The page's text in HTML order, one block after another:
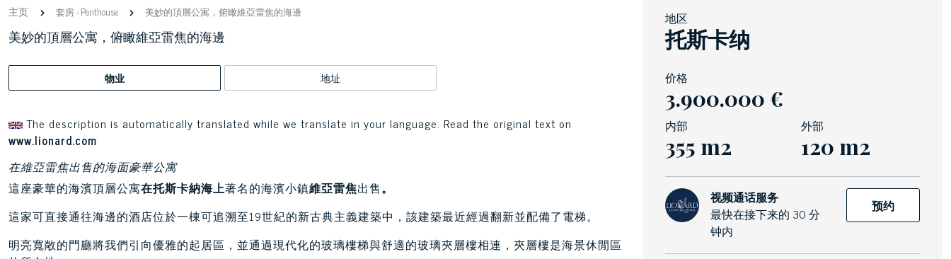
主页 套房-Penthouse 美妙的頂層公寓，俯瞰維亞雷焦的海邊
美妙的頂層公寓，俯瞰維亞雷焦的海邊
物业 地址
The description is automatically translated while we translate in your language. Read the original text on
www.lionard.com
在維亞雷焦出售的海面豪華公寓
這座豪華的海濱頂層公寓在托斯卡納海上著名的海濱小鎮維亞雷焦出售。
這家可直接通往海邊的酒店位於一棟可追溯至19世紀的新古典主義建築中，該建築最近經過翻新並配備了電梯。
明亮寬敞的門廳將我們引向優雅的起居區，並通過現代化的玻璃樓梯與舒適的玻璃夾層樓相連，夾層樓是海景休閒區
地区
托斯卡纳
价格
3.900.000 €
内部
355 m2
外部
120 m2
视频通话服务
最快在接下来的 30 分
钟内
预约